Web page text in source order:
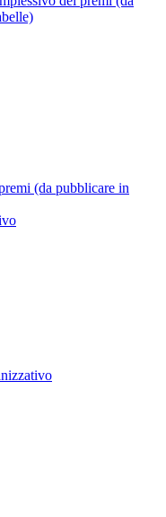
(da pubblicare in